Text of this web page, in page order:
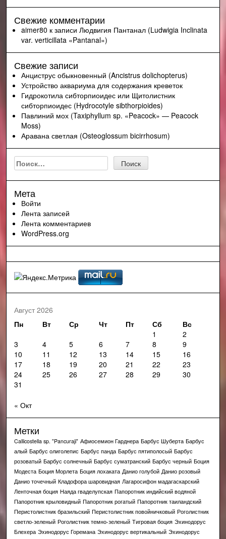
Свежие комментарии
aimer80 к записи Людвигия Пантанал (Ludwigia Inclinata
var. verticillata «Pantanal»)
Свежие записи
Анциструс обыкновенный (Ancistrus dolichopterus)
Устройство аквариума для содержания креветок
Гидрокотила сибторпиоидес или Щитолистник
сибторпиоидес (Hydrocotyle sibthorpioides)
Павлиний мох (Taxiphyllum sp. «Peacock» — Peacock
Moss)
Аравана светлая (Osteoglossum bicirrhosum)
Найти:
Мета
Войти
Лента записей
Лента комментариев
WordPress.org
Август 2026
Пн
Вт Ср Чт Пт Сб
Вс
1
2
3
4 5 6 7 8
9
10
11 12 13 14 15
16
17
18 19 20 21 22
23
24
25 26 27 28 29
30
31
« Окт
Метки
Callicostella sp. "Pancuraji" Афиосемион Гарднера Барбус Шуберта Барбус
алый Барбус олиголепис Барбус панда Барбус пятиполосый Барбус
розоватый Барбус солнечный Барбус суматранский Барбус черный Боция
Модеста Боция Морлета Боция лохаката Данио голубой Данио розовый
Данио точечный Кладофора шаровидная Лагаросифон мадагаскарский
Ленточная боция Наяда гваделупская Папоротник индийский водяной
Папоротник крыловидный Папоротник рогатый Папоротник таиландский
Перистолистник бразильский Перистолистник повойничковый Роголистник
светло-зеленый Роголистник темно-зеленый Тигровая боция Эхинодорус
Блехера Эхинодорус Горемана Эхинодорус вертикальный Эхинодорус